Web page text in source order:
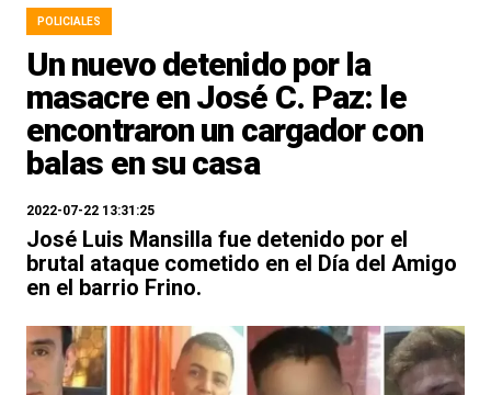
POLICIALES
Un nuevo detenido por la
masacre en José C. Paz: le
encontraron un cargador con
balas en su casa
2022-07-22 13:31:25
José Luis Mansilla fue detenido por el
brutal ataque cometido en el Día del Amigo
en el barrio Frino.